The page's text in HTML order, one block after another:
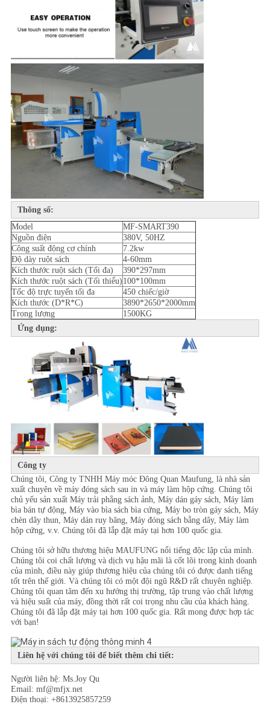
Thông số:
Model
MF-SMART390
Nguồn điện
380V, 50HZ
Công suất động cơ chính
7.2kw
Độ dày ruột sách
4-60mm
Kích thước ruột sách (Tối đa)
390*297mm
Kích thước ruột sách (Tối thiểu) 100*100mm
Tốc độ trực tuyến tối đa
450 chiếc/giờ
Kích thước (D*R*C)
3890*2650*2000mm
Trọng lượng
1500KG
Ứng dụng:
Công ty
Chúng tôi, Công ty TNHH Máy móc Đông Quan Maufung, là nhà sản
xuất chuyên về máy đóng sách sau in và máy làm hộp cứng. Chúng tôi
chủ yếu sản xuất Máy trải phẳng sách ảnh, Máy dán gáy sách, Máy làm
bìa bán tự động, Máy vào bìa sách bìa cứng, Máy bo tròn gáy sách, Máy
chèn dây thun, Máy dán ruy băng, Máy đóng sách bằng dây, Máy làm
hộp cứng, v.v. Chúng tôi đã lắp đặt máy tại hơn 100 quốc gia.
Chúng tôi sở hữu thương hiệu MAUFUNG nổi tiếng độc lập của mình.
Chúng tôi coi chất lượng và dịch vụ hậu mãi là cốt lõi trong kinh doanh
của mình, điều này giúp thương hiệu của chúng tôi có được danh tiếng
tốt trên thế giới. Và chúng tôi có một đội ngũ R&D rất chuyên nghiệp.
Chúng tôi quan tâm đến xu hướng thị trường, tập trung vào chất lượng
và hiệu suất của máy, đồng thời rất coi trọng nhu cầu của khách hàng.
Chúng tôi đã lắp đặt máy tại hơn 100 quốc gia. Rất mong được hợp tác
với bạn!
Liên hệ với chúng tôi để biết thêm chi tiết:
Người liên hệ: Ms.Joy Qu
Email: mf@mfjx.net
Điện thoại: +8613925857259